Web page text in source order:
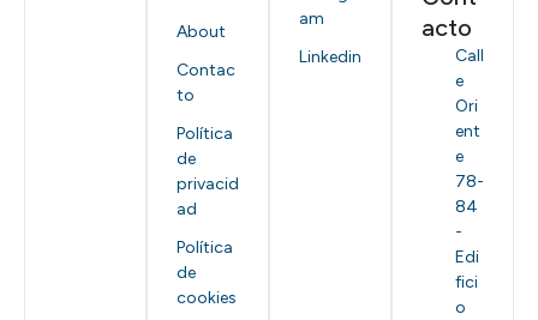
About
Contac
to
Política
de
privacid
ad
Política
de
cookies
am
Linkedin
acto
Call
e
Ori
ent
e
78-
84
-
Edi
fici
o